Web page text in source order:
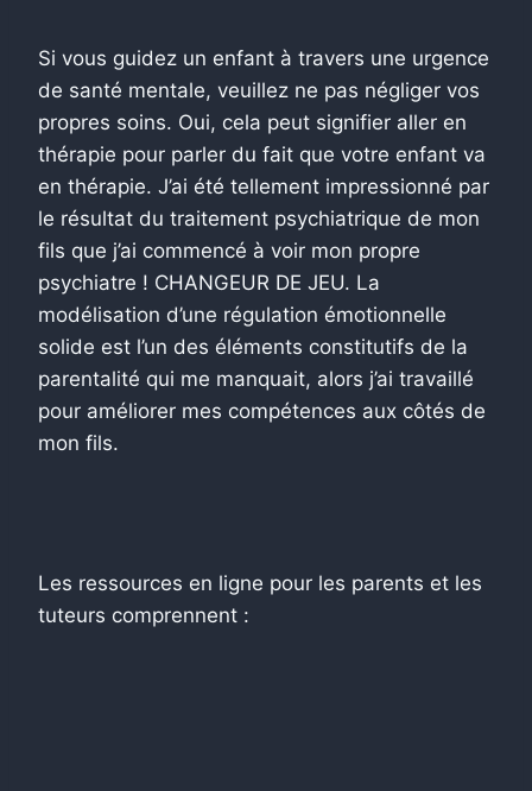
Si vous guidez un enfant à travers une urgence
de santé mentale, veuillez ne pas négliger vos
propres soins. Oui, cela peut signifier aller en
thérapie pour parler du fait que votre enfant va
en thérapie. J’ai été tellement impressionné par
le résultat du traitement psychiatrique de mon
fils que j’ai commencé à voir mon propre
psychiatre ! CHANGEUR DE JEU. La
modélisation d’une régulation émotionnelle
solide est l’un des éléments constitutifs de la
parentalité qui me manquait, alors j’ai travaillé
pour améliorer mes compétences aux côtés de
mon fils.
Les ressources en ligne pour les parents et les
tuteurs comprennent :